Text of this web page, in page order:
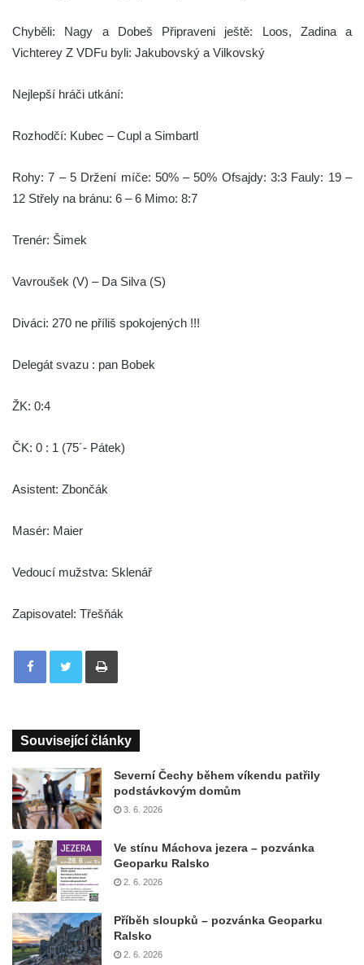
Chyběli: Nagy a Dobeš Připraveni ještě: Loos, Zadina a
Vichterey Z VDFu byli: Jakubovský a Vilkovský
Nejlepší hráči utkání:
Rozhodčí: Kubec – Cupl a Simbartl
Rohy: 7 – 5 Držení míče: 50% – 50% Ofsajdy: 3:3 Fauly: 19 –
12 Střely na bránu: 6 – 6 Mimo: 8:7
Trenér: Šimek
Vavroušek (V) – Da Silva (S)
Diváci: 270 ne příliš spokojených !!!
Delegát svazu : pan Bobek
ŽK: 0:4
ČK: 0 : 1 (75´- Pátek)
Asistent: Zbončák
Masér: Maier
Vedoucí mužstva: Sklenář
Zapisovatel: Třešňák
Tisknout
Související články
Severní Čechy během víkendu patřily
podstávkovým domům
3. 6. 2026
Ve stínu Máchova jezera – pozvánka
Geoparku Ralsko
2. 6. 2026
Příběh sloupků – pozvánka Geoparku
Ralsko
2. 6. 2026